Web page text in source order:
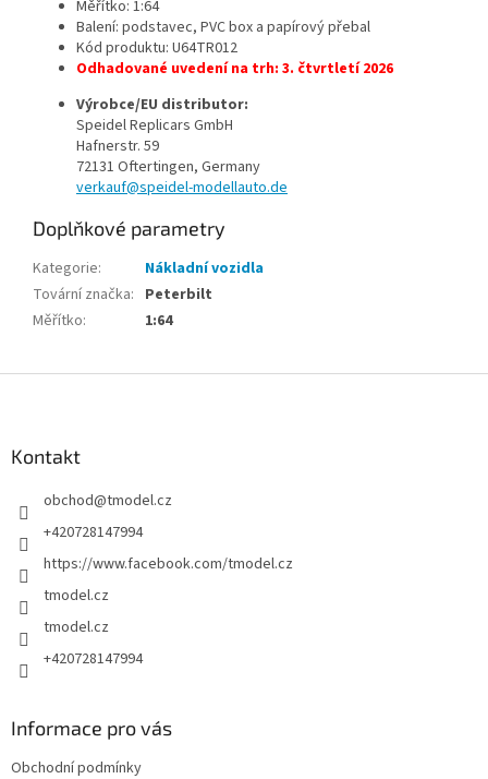
Měřítko: 1:64
Balení: podstavec, PVC box a papírový přebal
Kód produktu: U64TR012
Odhadované uvedení na trh: 3. čtvrtletí 2026
Výrobce/EU distributor:
Speidel Replicars GmbH
Hafnerstr. 59
72131 Oftertingen, Germany
verkauf@speidel-modellauto.de
Doplňkové parametry
Kategorie:
Nákladní vozidla
Tovární značka: Peterbilt
Měřítko: 1:64
Kontakt
obchod@tmodel.cz
+420728147994
https://www.facebook.com/tmodel.cz
tmodel.cz
tmodel.cz
+420728147994
Informace pro vás
Obchodní podmínky